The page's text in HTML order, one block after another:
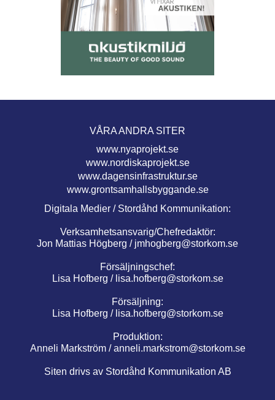
VÅRA ANDRA SITER
www.nyaprojekt.se
www.nordiskaprojekt.se
www.dagensinfrastruktur.se
www.grontsamhallsbyggande.se
Digitala Medier / Stordåhd Kommunikation:
Verksamhetsansvarig/Chefredaktör:
Jon Mattias Högberg / jmhogberg@storkom.se
Försäljningschef:
Lisa Hofberg / lisa.hofberg@storkom.se
Försäljning:
Lisa Hofberg / lisa.hofberg@storkom.se
Produktion:
Anneli Markström /anneli.markstrom@storkom.se
Siten drivs av Stordåhd Kommunikation AB